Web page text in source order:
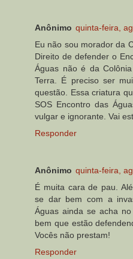
Anônimo quinta-feira,
Eu não sou morador da
Direito de defender o
Águas não é da
Terra. É preciso ser
questão. Essa criatura
SOS Encontro das
vulgar e ignorante. Vai
Responder
Anônimo quinta-feira,
É muita cara de pau.
se dar bem com a
Águas ainda se acha
bem que estão
Vocês não prestam!
Responder